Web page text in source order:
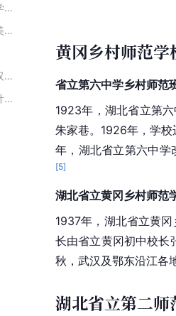
2023软科中国大学学前教育专业排名
2023软科中国大学美术学专业排名
2023软科中国大学汉语言文学专业排名
2023软科中国大学计算机科学与技术专业排名
黄冈乡村师范
省立第六中学乡村师
1923年，湖北省立第
朱家巷。1926年，学
年，湖北省立第六中学
[5]
湖北省立黄冈乡村师
1937年，湖北省立黄
长由省立黄冈初中校长
秋，武汉及鄂东沿江各
湖北省立第二